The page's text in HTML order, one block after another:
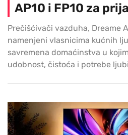
AP10 i FP10 za
Prečišćivači vazduha, Dreame
namenjeni vlasnicima kućnih
savremena domaćinstva u
udobnost, čistoća i potrebe